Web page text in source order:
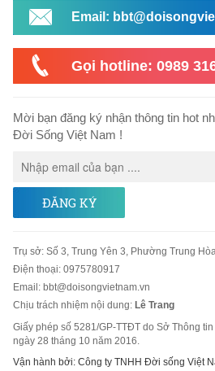
Email:
Gọi hotline: 0989
Mời bạn đăng ký nhận thông tin hot
Đời Sống Việt Nam !
ĐĂNG KÝ
Trụ sở: Số 3, Trung Yên 3, Phường Trung
Điện thoại: 0975780917
Email : bbt@doisongvietnam.vn
Chịu trách nhiệm nội dung: Lê Trang
Giấy phép số 5281/GP-TTĐT do Sở Thông
ngày 28 tháng 10 năm 2016.
Vận hành bởi: Công ty TNHH Đời sống Việt